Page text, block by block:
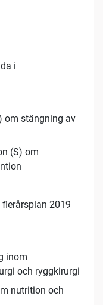
i
om stängning av
(S) om
2019
inom
och ryggkirurgi
nutrition och